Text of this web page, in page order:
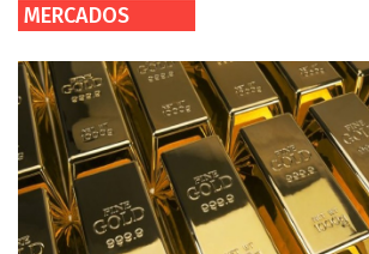
MERCADOS